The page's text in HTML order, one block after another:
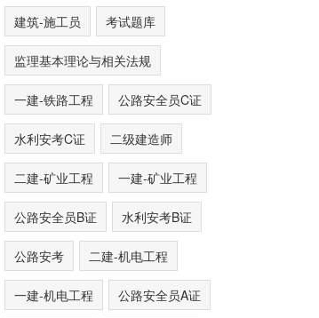
建筑-施工员 考试题库
监理基本理论与相关法规
一建-铁路工程 公路安全员C证
水利安考C证 二级建造师
二建-矿业工程 一建-矿业工程
公路安全员B证 水利安考B证
公路安考 二建-机电工程
一建-机电工程 公路安全员A证